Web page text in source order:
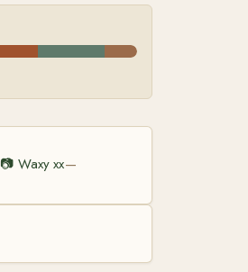
📷 Waxy xx—